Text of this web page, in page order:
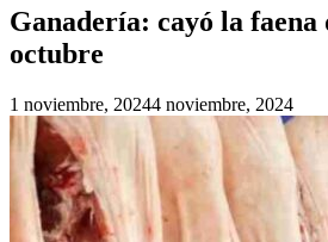
Ganadería: cayó la faena
octubre
1 noviembre, 20244 noviembre, 2024